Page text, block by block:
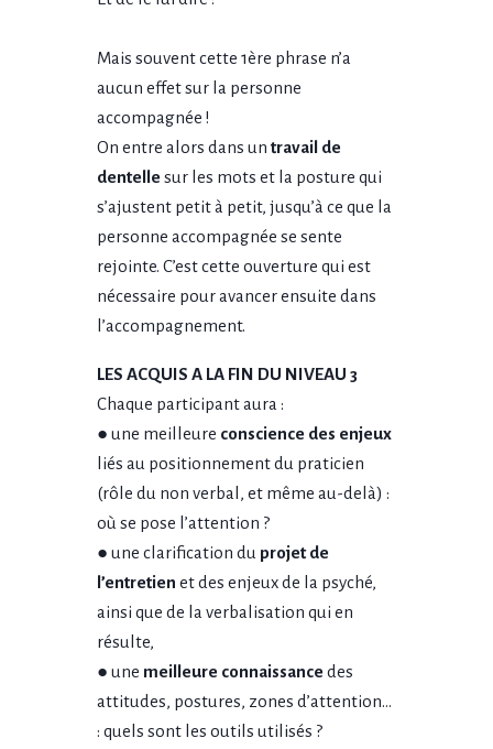
Mais souvent cette 1ère phrase n’a
aucun effet sur la personne
accompagnée !
On entre alors dans un travail de
dentelle sur les mots et la posture qui
s’ajustent petit à petit, jusqu’à ce que la
personne accompagnée se sente
rejointe. C’est cette ouverture qui est
nécessaire pour avancer ensuite dans
l’accompagnement.
LES ACQUIS A LA FIN DU NIVEAU 3
Chaque participant aura :
● une meilleure conscience des enjeux
liés au positionnement du praticien
(rôle du non verbal, et même au-delà) :
où se pose l’attention ?
● une clarification du projet de
l’entretien et des enjeux de la psyché,
ainsi que de la verbalisation qui en
résulte,
● une meilleure connaissance des
attitudes, postures, zones d’attention…
: quels sont les outils utilisés ?